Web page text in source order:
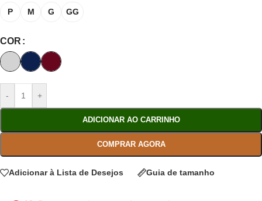
P M G GG
COR
- +
ADICIONAR AO CARRINHO
COMPRAR AGORA
Adicionar à Lista de Desejos Guia de tamanho